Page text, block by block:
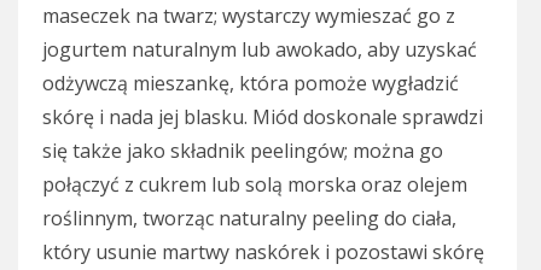
maseczek na twarz; wystarczy wymieszać go z
jogurtem naturalnym lub awokado, aby uzyskać
odżywczą mieszankę, która pomoże wygładzić
skórę i nada jej blasku. Miód doskonale sprawdzi
się także jako składnik peelingów; można go
połączyć z cukrem lub solą morska oraz olejem
roślinnym, tworząc naturalny peeling do ciała,
który usunie martwy naskórek i pozostawi skórę